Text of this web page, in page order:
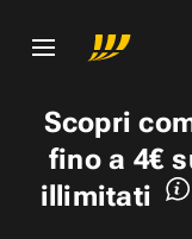
Scopri
fino a 4€
illimitati